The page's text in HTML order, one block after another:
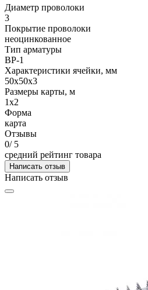
Диаметр проволоки
3
Покрытие проволоки
неоцинкованное
Тип арматуры
ВР-1
Характеристики ячейки, мм
50х50х3
Размеры карты, м
1х2
Форма
карта
Отзывы
0/ 5
средний рейтинг товара
Написать отзыв
Написать отзыв